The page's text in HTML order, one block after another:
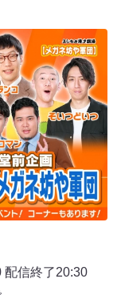
配信終了20:30